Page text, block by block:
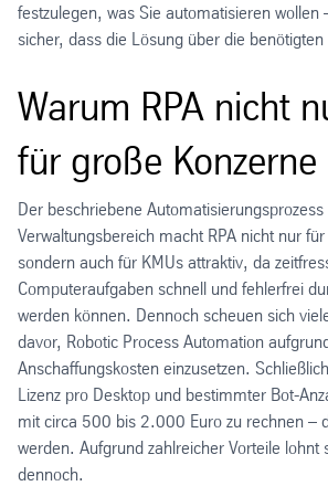
festzulegen, was Sie automatisieren wollen
sicher, dass die Lösung über die
Warum RPA nicht
für große
Der beschriebene Automatisierungsprozess
Verwaltungsbereich macht RPA nicht nur
sondern auch für KMUs attraktiv, da
Computeraufgaben schnell und fehlerfrei
werden können. Dennoch scheuen sich
davor, Robotic Process Automation
Anschaffungskosten einzusetzen.
Lizenz pro Desktop und bestimmter Bot-
mit circa 500 bis 2.000 Euro zu rechnen –
werden. Aufgrund zahlreicher Vorteile lohnt
dennoch.